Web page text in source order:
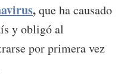
,que ha causado
y obligó al
por primera vez